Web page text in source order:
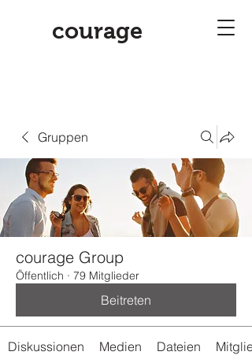
courage
Gruppen
courage Group
Öffentlich · 79 Mitglieder
Beitreten
Diskussionen Medien Dateien